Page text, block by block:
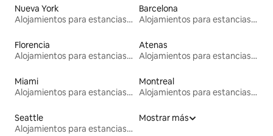
Nueva York
Alojamientos para estancias largas
Barcelona
Alojamientos para estancias largas
Florencia
Alojamientos para estancias largas
Atenas
Alojamientos para estancias largas
Miami
Alojamientos para estancias largas
Montreal
Alojamientos para estancias largas
Seattle
Alojamientos para estancias largas
Mostrar más